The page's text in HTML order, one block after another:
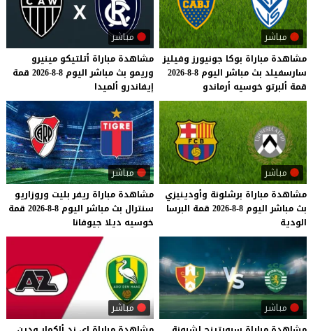
مباشر
مشاهدة مباراة بوكا جونيورز وفيليز
سارسفيلد بث مباشر اليوم 8-8-2026
قمة ألبرتو خوسيه أرماندو
مباشر
مشاهدة مباراة أتلتيكو مينيرو
وريمو بث مباشر اليوم 8-8-2026
قمة
إيفاندرو ألميدا
مباشر
مشاهدة مباراة برشلونة وأودينيزي
بث مباشر اليوم 8-8-2026 قمة البرسا
الودية
مباشر
مشاهدة مباراة ريفر بليت وروزاريو
سنترال بث مباشر اليوم 8-8-2026
قمة
خوسيه ديلا جيوفانا
مباشر مباشر